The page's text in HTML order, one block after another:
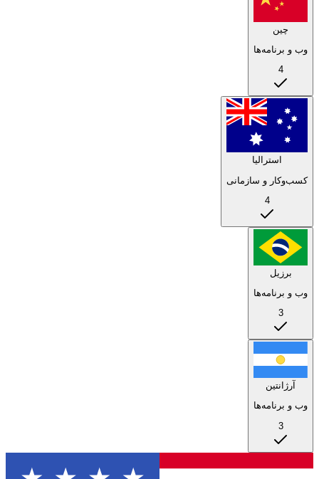
چین
وب و برنامه‌ها
4
استرالیا
کسب‌وکار و سازمانی
4
برزیل
وب و برنامه‌ها
3
آرژانتین
وب و برنامه‌ها
3